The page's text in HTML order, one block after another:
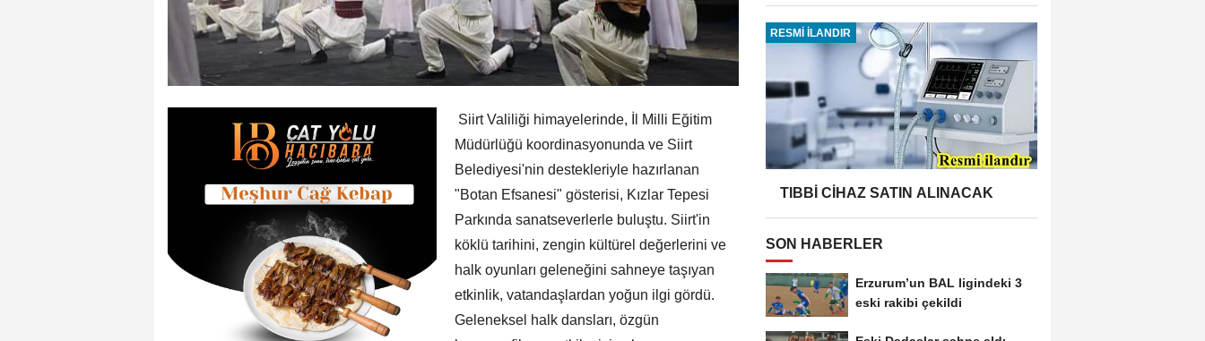
Siirt Valiliği himayelerinde, İl Milli Eğitim
Müdürlüğü koordinasyonunda ve Siirt
Belediyesi'nin destekleriyle hazırlanan
"Botan Efsanesi" gösterisi, Kızlar Tepesi
Parkında sanatseverlerle buluştu. Siirt'in
köklü tarihini, zengin kültürel değerlerini ve
halk oyunları geleneğini sahneye taşıyan
etkinlik, vatandaşlardan yoğun ilgi gördü.
Geleneksel halk dansları, özgün
RESMİ İLANDIR
TIBBİ CİHAZ SATIN ALINACAK
SON HABERLER
Erzurum’un BAL ligindeki 3
eski rakibi çekildi